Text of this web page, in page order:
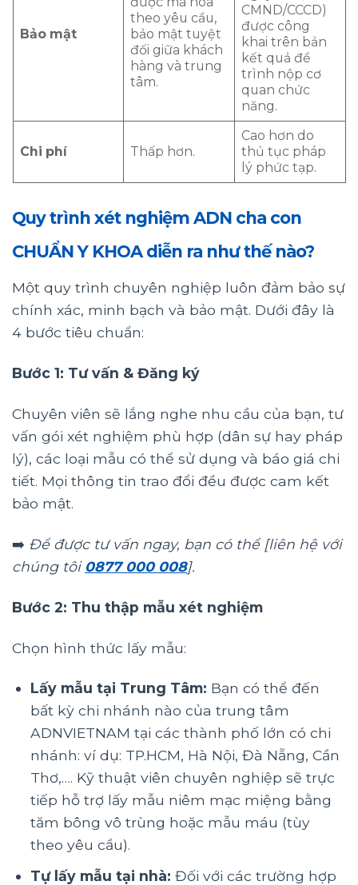
Bảo mật
theo yêu cầu,
bảo mật tuyệt
đối giữa khách
hàng và trung
tâm.
CMND/CCCD)
được công
khai trên bản
kết quả để
trình nộp cơ
quan chức
năng.
Chi phí Thấp hơn.
Cao hơn do
thủ tục pháp
lý phức tạp.
Quy trình xét nghiệm ADN cha con
CHUẨN Y KHOA diễn ra như thế nào?
Một quy trình chuyên nghiệp luôn đảm bảo sự
chính xác, minh bạch và bảo mật. Dưới đây là
4 bước tiêu chuẩn:
Bước 1: Tư vấn & Đăng ký
Chuyên viên sẽ lắng nghe nhu cầu của bạn, tư
vấn gói xét nghiệm phù hợp (dân sự hay pháp
lý), các loại mẫu có thể sử dụng và báo giá chi
tiết. Mọi thông tin trao đổi đều được cam kết
bảo mật.
➡️ Để được tư vấn ngay, bạn có thể [liên hệ với
chúng tôi 0877 000 008].
Bước 2: Thu thập mẫu xét nghiệm
Chọn hình thức lấy mẫu:
Lấy mẫu tại Trung Tâm: Bạn có thể đến
bất kỳ chi nhánh nào của trung tâm
ADNVIETNAM tại các thành phố lớn có chi
nhánh: ví dụ: TP.HCM, Hà Nội, Đà Nẵng, Cần
Thơ,…. Kỹ thuật viên chuyên nghiệp sẽ trực
tiếp hỗ trợ lấy mẫu niêm mạc miệng bằng
tăm bông vô trùng hoặc mẫu máu (tùy
theo yêu cầu).
Tự lấy mẫu tại nhà: Đối với các trường hợp